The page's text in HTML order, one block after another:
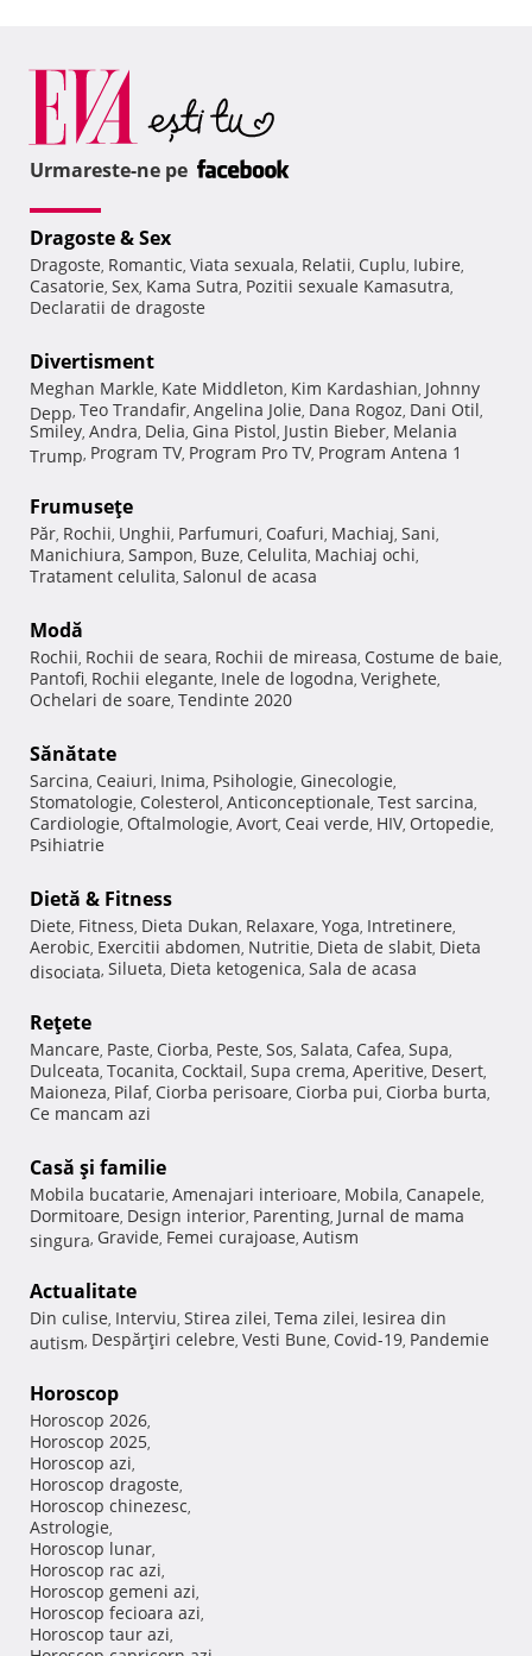
Urmareste-ne pe
Dragoste & Sex
Dragoste, Romantic, Viata sexuala, Relatii, Cuplu, Iubire,
Casatorie, Sex, Kama Sutra, Pozitii sexuale Kamasutra,
Declaratii de dragoste
Divertisment
Meghan Markle, Kate Middleton, Kim Kardashian, Johnny
Depp, Teo Trandafir, Angelina Jolie, Dana Rogoz, Dani Otil,
Smiley, Andra, Delia, Gina Pistol, Justin Bieber, Melania
Trump, Program TV, Program Pro TV, Program Antena 1
Frumuseţe
Păr, Rochii, Unghii, Parfumuri, Coafuri, Machiaj, Sani,
Manichiura, Sampon, Buze, Celulita, Machiaj ochi,
Tratament celulita, Salonul de acasa
Modă
Rochii, Rochii de seara, Rochii de mireasa, Costume de baie,
Pantofi, Rochii elegante, Inele de logodna, Verighete,
Ochelari de soare, Tendinte 2020
Sănătate
Sarcina, Ceaiuri, Inima, Psihologie, Ginecologie,
Stomatologie, Colesterol, Anticonceptionale, Test sarcina,
Cardiologie, Oftalmologie, Avort, Ceai verde, HIV, Ortopedie,
Psihiatrie
Dietă & Fitness
Diete, Fitness, Dieta Dukan, Relaxare, Yoga, Intretinere,
Aerobic, Exercitii abdomen, Nutritie, Dieta de slabit, Dieta
disociata, Silueta, Dieta ketogenica, Sala de acasa
Reţete
Mancare, Paste, Ciorba, Peste, Sos, Salata, Cafea, Supa,
Dulceata, Tocanita, Cocktail, Supa crema, Aperitive, Desert,
Maioneza, Pilaf, Ciorba perisoare, Ciorba pui, Ciorba burta,
Ce mancam azi
Casă şi familie
Mobila bucatarie, Amenajari interioare, Mobila, Canapele,
Dormitoare, Design interior, Parenting, Jurnal de mama
singura, Gravide, Femei curajoase, Autism
Actualitate
Din culise, Interviu, Stirea zilei, Tema zilei, Iesirea din
autism, Despărţiri celebre, Vesti Bune, Covid-19, Pandemie
Horoscop
Horoscop 2026,
Horoscop 2025,
Horoscop azi,
Horoscop dragoste,
Horoscop chinezesc,
Astrologie,
Horoscop lunar,
Horoscop rac azi,
Horoscop gemeni azi,
Horoscop fecioara azi,
Horoscop taur azi,